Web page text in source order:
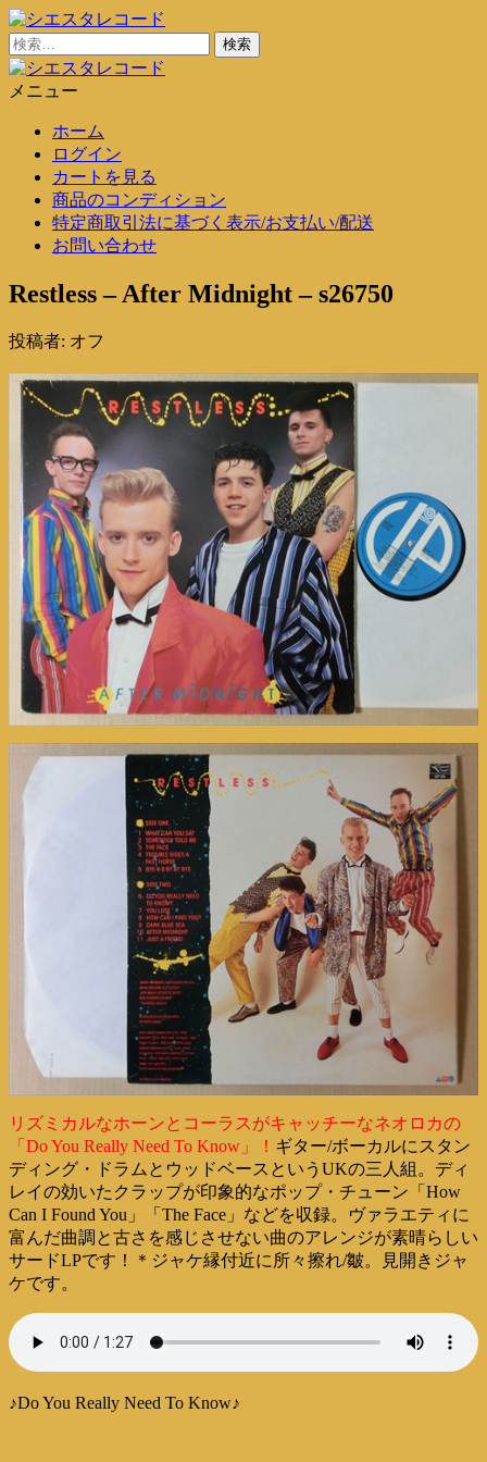
コ
ン
テ
ン
シエスタレコード
中古レコード通販
検
索:
メニュー
ホーム
ログイン
カートを見る
商品のコンディション
特定商取引法に基づく表示/お支払い/配送
お問い合わせ
Restless – After Midnight – s26750
投稿者: オフ
リズミカルなホーンとコーラスがキャッチーなネオロカの
「Do You Really Need To Know」！ ギター/ボーカルにスタン
ディング・ドラムとウッドベースというUKの三人組。ディ
レイの効いたクラップが印象的なポップ・チューン「How
Can I Found You」「The Face」などを収録。ヴァラエティに
富んだ曲調と古さを感じさせない曲のアレンジが素晴らしい
サードLPです！＊ジャケ縁付近に所々擦れ/皺。見開きジャ
ケです。
♪Do You Really Need To Know♪